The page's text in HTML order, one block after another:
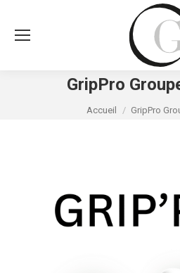
GripPro
Vous êtes ici :
Accueil GripPro